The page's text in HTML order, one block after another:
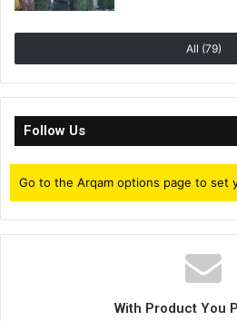
All (79)
Follow Us
Go to the Arqam options page to set
With Product You